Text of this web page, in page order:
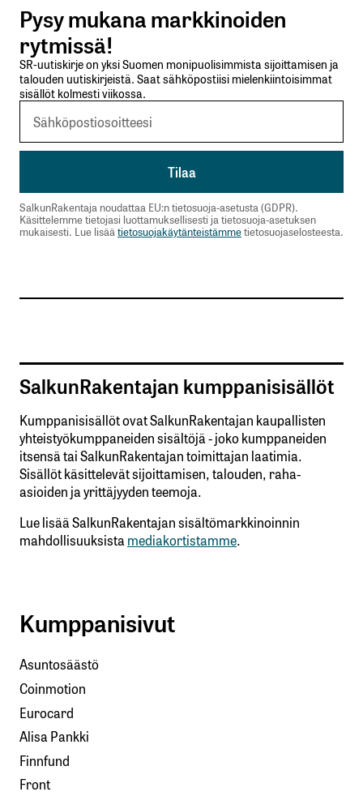
Lähetä kommentti
Pysy mukana markkinoiden
rytmissä!
SR-uutiskirje on yksi Suomen monipuolisimmista sijoittamisen ja
talouden uutiskirjeistä. Saat sähköpostiisi mielenkiintoisimmat
sisällöt kolmesti viikossa.
SalkunRakentaja noudattaa EU:n tietosuoja-asetusta (GDPR).
Käsittelemme tietojasi luottamuksellisesti ja tietosuoja-asetuksen
mukaisesti. Lue lisäätietosuojakäytänteistämmetietosuojaselosteesta.
SalkunRakentajan kumppanisisällöt
Kumppanisisällöt ovat SalkunRakentajan kaupallisten
yhteistyökumppaneiden sisältöjä - joko kumppaneiden
itsensä tai SalkunRakentajan toimittajan laatimia.
Sisällöt käsittelevät sijoittamisen, talouden, raha-
asioiden ja yrittäjyyden teemoja.
Lue lisää SalkunRakentajan sisältömarkkinoinnin
mahdollisuuksista mediakortistamme.
Kumppanisivut
Asuntosäästö
Coinmotion
Eurocard
Alisa Pankki
Finnfund
Front